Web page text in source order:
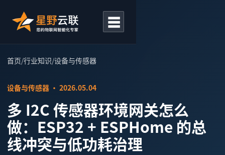
☰
首页/行业知识/设备与传感器
设备与传感器 · 2026.05.04
多 I2C 传感器环境网关怎么
做：ESP32 + ESPHome 的总
线冲突与低功耗治理